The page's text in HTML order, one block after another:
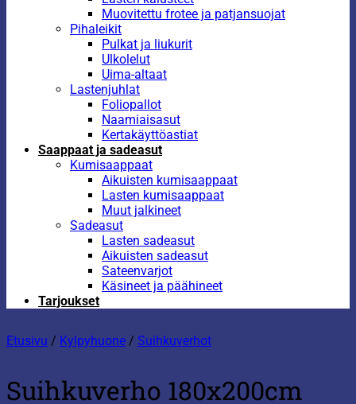
Muovitettu frotee ja patjansuojat
Pihaleikit
Pulkat ja liukurit
Ulkolelut
Uima-altaat
Lastenjuhlat
Foliopallot
Naamiaisasut
Kertakäyttöastiat
Saappaat ja sadeasut
Kumisaappaat
Aikuisten kumisaappaat
Lasten kumisaappaat
Muut jalkineet
Sadeasut
Lasten sadeasut
Aikuisten sadeasut
Sateenvarjot
Käsineet ja päähineet
Tarjoukset
Etusivu / Kylpyhuone / Suihkuverhot
Suihkuverho 180x200cm